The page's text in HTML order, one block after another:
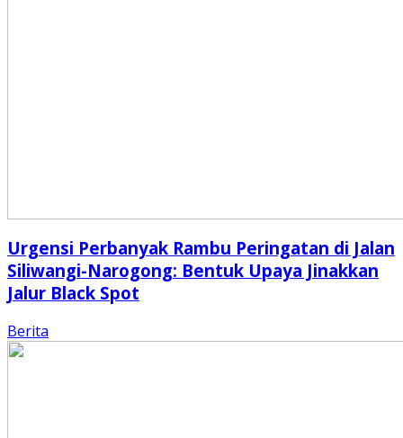
Urgensi Perbanyak Rambu Peringatan di Jalan
Siliwangi-Narogong: Bentuk Upaya Jinakkan
Jalur Black Spot
Berita